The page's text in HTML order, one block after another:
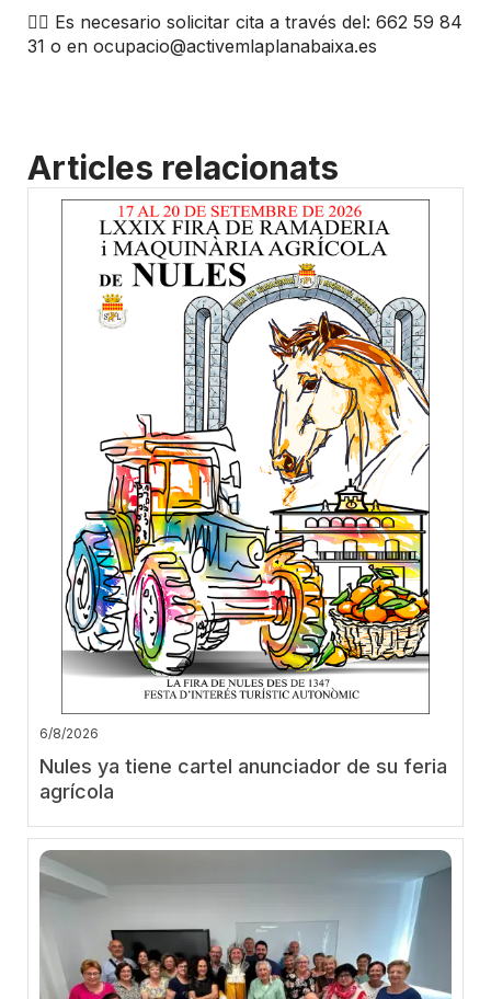
👉🏼 Es necesario solicitar cita a través del: 662 59 84
31 o en ocupacio@activemlaplanabaixa.es
Articles relacionats
6/8/2026
Nules ya tiene cartel anunciador de su feria
agrícola